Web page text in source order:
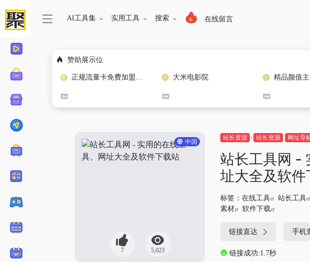
AI工具集 实用工具 搜索 在线留言
赞助展示位
正规流量卡免费加盟合作 大米电影院 精品颜值
中国
7 5,023
站长资源 站长资源 网址导
站长工具网 -
址大全及软件
标签： 在线工具 站长工具
素材
软件下载
链接直达 手机
链接成功:1.7秒